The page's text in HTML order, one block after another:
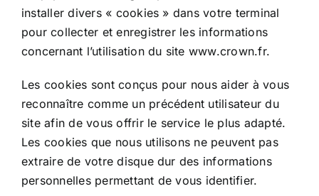
installer divers « cookies » dans votre terminal
pour collecter et enregistrer les informations
concernant l’utilisation du site www.crown.fr.
Les cookies sont conçus pour nous aider à vous
reconnaître comme un précédent utilisateur du
site afin de vous offrir le service le plus adapté.
Les cookies que nous utilisons ne peuvent pas
extraire de votre disque dur des informations
personnelles permettant de vous identifier.